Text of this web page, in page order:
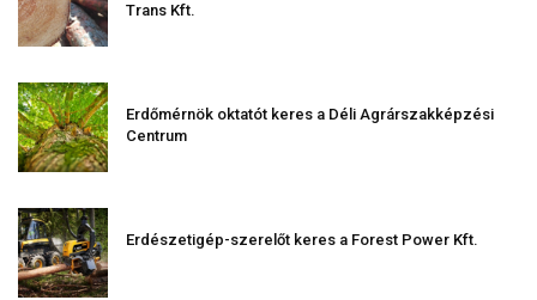
Trans Kft.
Erdőmérnök oktatót keres a Déli Agrárszakképzési
Centrum
Erdészetigép-szerelőt keres a Forest Power Kft.